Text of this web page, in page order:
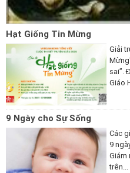
Hạt Giống Tin Mừng
Giải
sai”.
Giáo
9 Ngày cho Sự Sống
Các
9
Giám
trên...